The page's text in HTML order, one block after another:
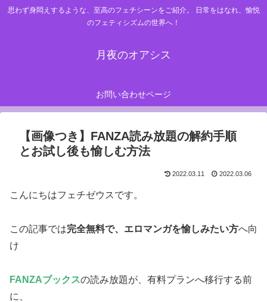
思わず身悶えするような、至高のフェチシーンをご紹介。 日常をはなれ、愉悦
のフェティシズムの世界へ！
月夜のオアシス
お問い合わせページ
【画像つき】FANZA読み放題の解約手順
とお試し後も愉しむ方法
2022.03.11 2022.03.06
こんにちはフェチゼウスです。
この記事では完全無料で、エロマンガを愉しみたい方へ向
け
FANZAブックスの読み放題が、有料プランへ移行する前
に、